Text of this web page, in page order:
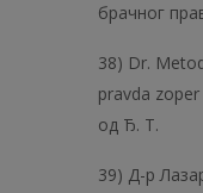
брачног
38) Dr.
pravda
од Ђ. T.
39) Д-р